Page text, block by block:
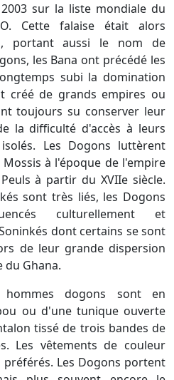
sur la liste mondiale du
Cette falaise était alors
portant aussi le nom de
les Bana ont précédé les
subi la domination
créé de grands empires ou
toujours su conserver leur
la difficulté d'accès à leurs
Les Dogons luttèrent
à l'époque de l'empire
à partir du XVIIe siècle.
sont très liés, les Dogons
culturellement et
dont certains se sont
de leur grande dispersion
du Ghana.
hommes dogons sont en
ou d'une tunique ouverte
tissé de trois bandes de
Les vêtements de couleur
Les Dogons portent